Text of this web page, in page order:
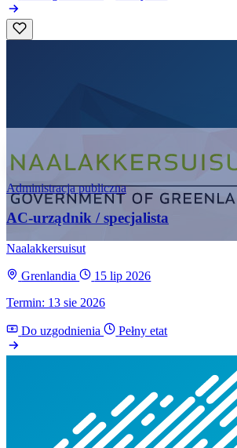
Administracja publiczna
AC-urządnik / specjalista
Naalakkersuisut
Grenlandia
15 lip 2026
Termin: 13 sie 2026
Do uzgodnienia Pełny etat